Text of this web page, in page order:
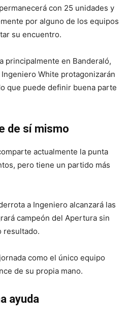
con 25 unidades y
por alguno de los equipos
su encuentro.
principalmente en Banderaló,
White protagonizarán
que puede definir buena parte
de sí mismo
actualmente la punta
pero tiene un partido más
a Ingeniero alcanzará las
campeón del Apertura sin
resultado.
como el único equipo
de su propia mano.
ayuda